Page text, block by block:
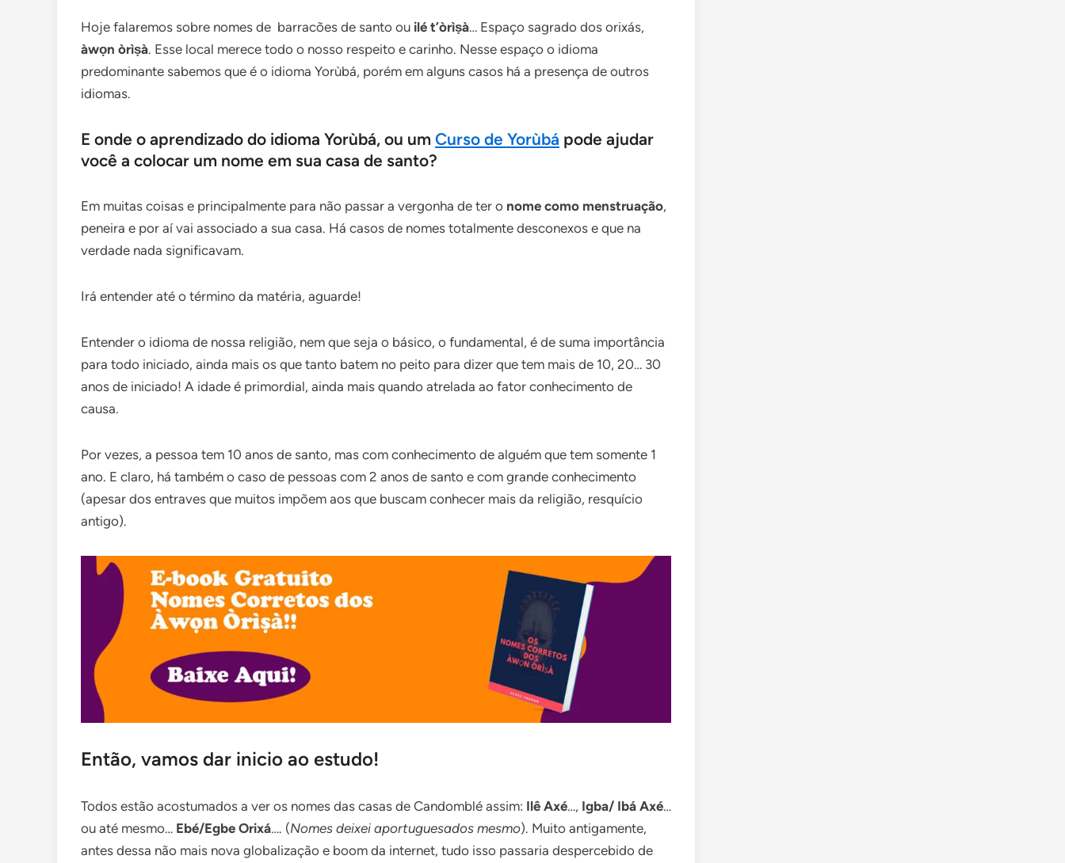
Hoje falaremos sobre nomes de barracões de santo ou ilé t’òrìṣà… Espaço sagrado dos orixás,
àwọn òrìṣà. Esse local merece todo o nosso respeito e carinho. Nesse espaço o idioma
predominante sabemos que é o idioma Yorùbá, porém em alguns casos há a presença de outros
idiomas.
E onde o aprendizado do idioma Yorùbá, ou um Curso de Yorùbá pode ajudar
você a colocar um nome em sua casa de santo?
Em muitas coisas e principalmente para não passar a vergonha de ter o nome como menstruação,
peneira e por aí vai associado a sua casa. Há casos de nomes totalmente desconexos e que na
verdade nada significavam.
Irá entender até o término da matéria, aguarde!
Entender o idioma de nossa religião, nem que seja o básico, o fundamental, é de suma importância
para todo iniciado, ainda mais os que tanto batem no peito para dizer que tem mais de 10, 20… 30
anos de iniciado! A idade é primordial, ainda mais quando atrelada ao fator conhecimento de
causa.
Por vezes, a pessoa tem 10 anos de santo, mas com conhecimento de alguém que tem somente 1
ano. E claro, há também o caso de pessoas com 2 anos de santo e com grande conhecimento
(apesar dos entraves que muitos impõem aos que buscam conhecer mais da religião, resquício
antigo).
Então, vamos dar inicio ao estudo!
Todos estão acostumados a ver os nomes das casas de Candomblé assim: Ilê Axé…, Igba/ Ibá Axé…
ou até mesmo… Ebé/Egbe Orixá…. (Nomes deixei aportuguesados mesmo). Muito antigamente,
antes dessa não mais nova globalização e boom da internet, tudo isso passaria despercebido de